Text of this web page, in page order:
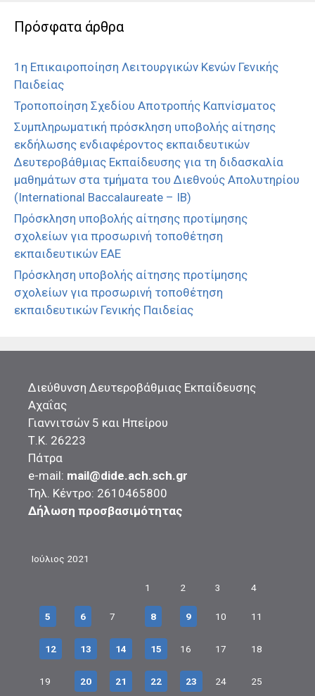
Πρόσφατα άρθρα
1η Επικαιροποίηση Λειτουργικών Κενών Γενικής
Παιδείας
Τροποποίηση Σχεδίου Αποτροπής Καπνίσματος
Συμπληρωματική πρόσκληση υποβολής αίτησης
εκδήλωσης ενδιαφέροντος εκπαιδευτικών
Δευτεροβάθμιας Εκπαίδευσης για τη διδασκαλία
μαθημάτων στα τμήματα του Διεθνούς Απολυτηρίου
(International Baccalaureate – IB)
Πρόσκληση υποβολής αίτησης προτίμησης
σχολείων για προσωρινή τοποθέτηση
εκπαιδευτικών ΕΑΕ
Πρόσκληση υποβολής αίτησης προτίμησης
σχολείων για προσωρινή τοποθέτηση
εκπαιδευτικών Γενικής Παιδείας
Διεύθυνση Δευτεροβάθμιας Εκπαίδευσης
Αχαΐας
Γιαννιτσών 5 και Ηπείρου
Τ.Κ. 26223
Πάτρα
e-mail: mail@dide.ach.sch.gr
Τηλ. Κέντρο: 2610465800
Δήλωση προσβασιμότητας
Ιούλιος 2021
1 2 3 4
5 6 7 8 9 10 11
12 13 14 15 16 17 18
19 20 21 22 23 24 25